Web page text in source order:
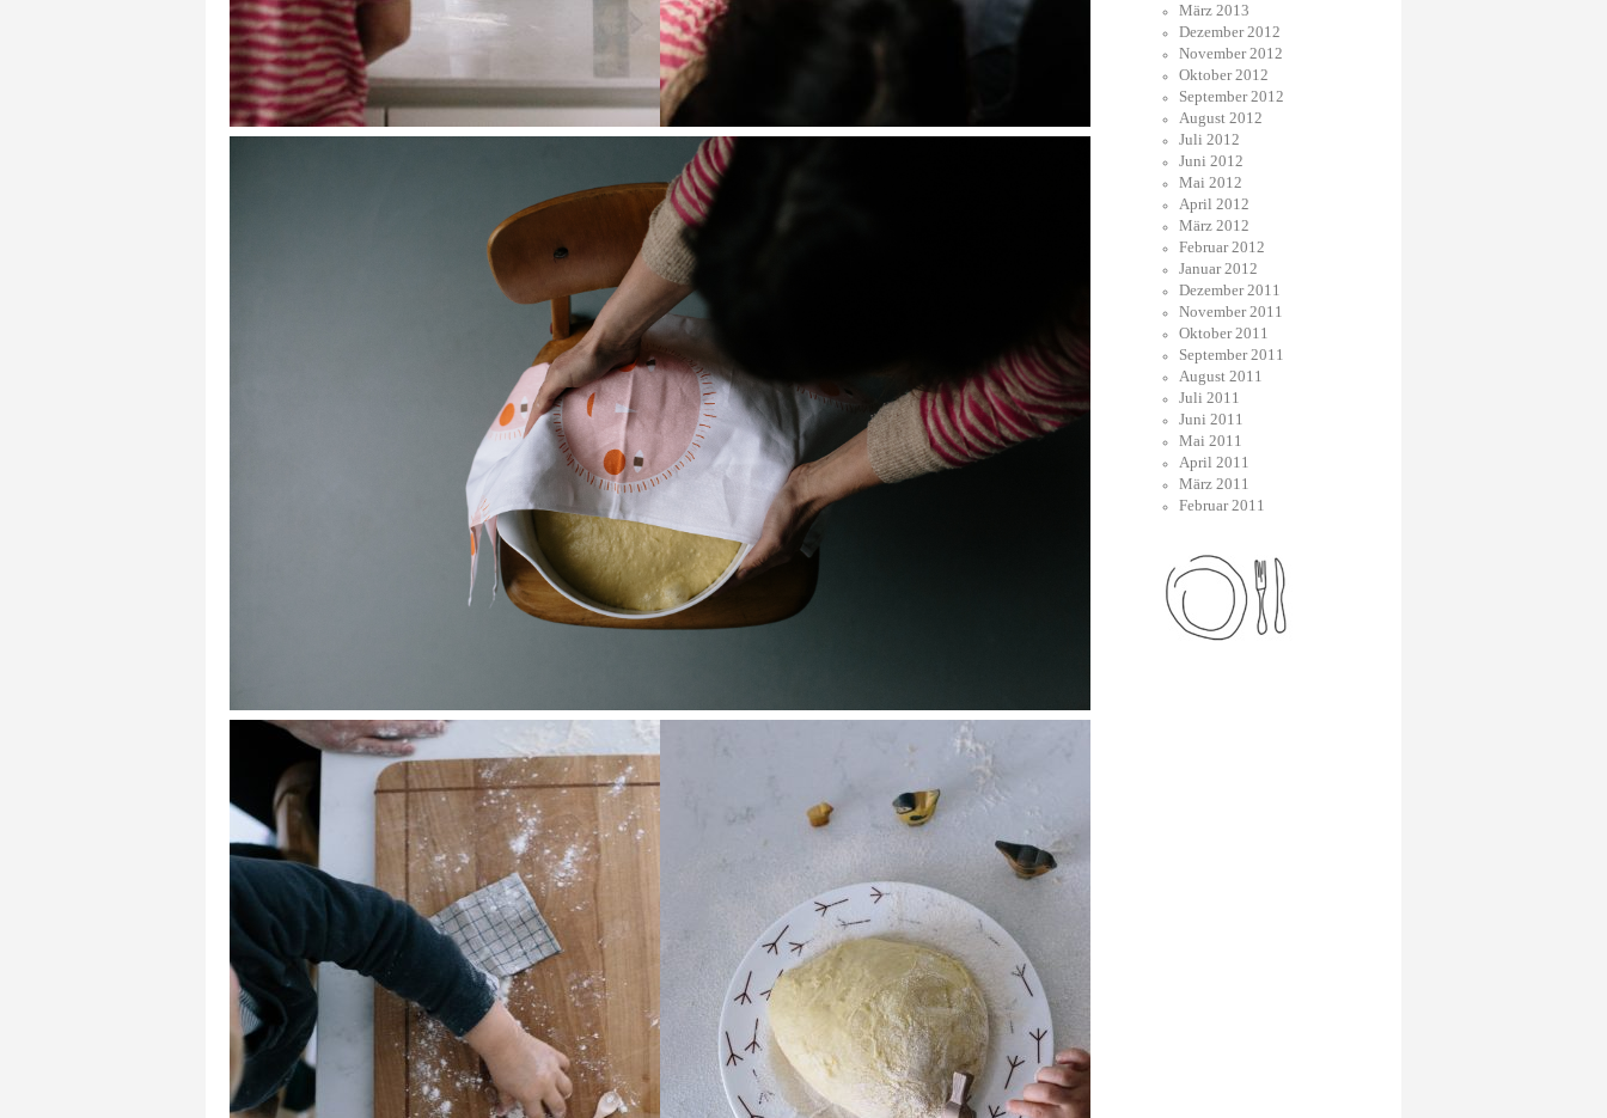
März 2013
Dezember 2012
November 2012
Oktober 2012
September 2012
August 2012
Juli 2012
Juni 2012
Mai 2012
April 2012
März 2012
Februar 2012
Januar 2012
Dezember 2011
November 2011
Oktober 2011
September 2011
August 2011
Juli 2011
Juni 2011
Mai 2011
April 2011
März 2011
Februar 2011